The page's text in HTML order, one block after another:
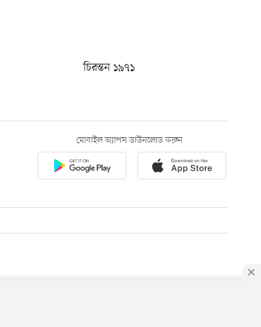
চিরন্তন ১৯৭১
মোবাইল অ্যাপস ডাউনলোড করুন